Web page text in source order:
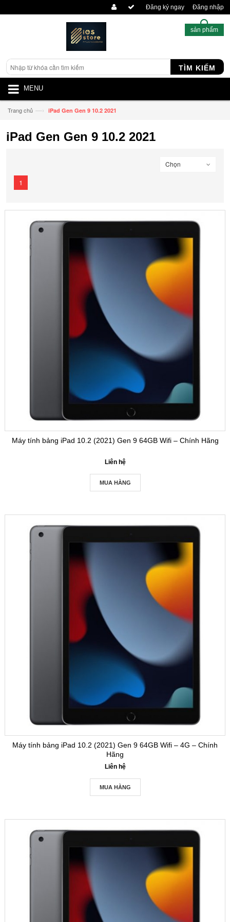
Đăng ký ngay Đăng nhập
TÌM KIẾM
sản phẩm
MENU
Trang chủ —› iPad Gen Gen 9 10.2 2021
iPad Gen Gen 9 10.2 2021
Chọn
1
Máy tính bảng iPad 10.2 (2021) Gen 9 64GB Wifi – Chính Hãng
Liên hệ
MUA HÀNG
Máy tính bảng iPad 10.2 (2021) Gen 9 64GB Wifi – 4G – Chính
Hãng
Liên hệ
MUA HÀNG